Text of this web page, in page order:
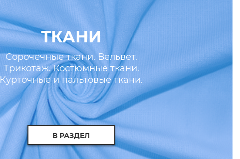
ТКАНИ
Сорочечные ткани. Вельвет.
Трикотаж. Костюмные ткани.
Курточные и пальтовые ткани.
Искусственные кожа и мех.
В РАЗДЕЛ